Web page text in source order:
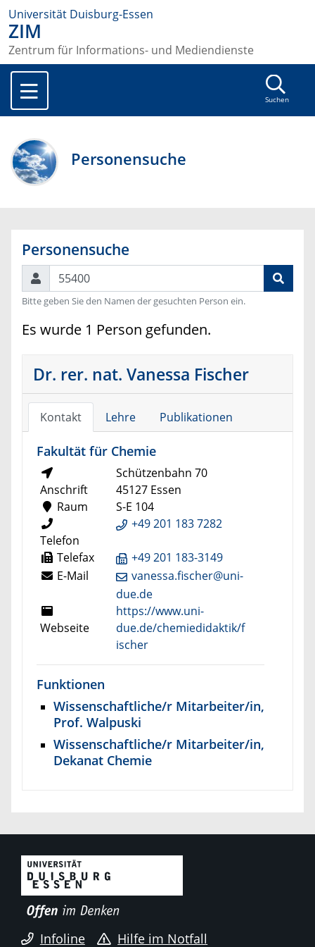
Universität Duisburg-Essen
ZIM
Zentrum für Informations- und Mediendienste
Suchen
Personensuche
Personensuche
Suchen
Bitte geben Sie den Namen der gesuchten Person ein.
Es wurde 1 Person gefunden.
Dr. rer. nat. Vanessa Fischer
Kontakt Lehre Publikationen
Fakultät für Chemie
Anschrift
Schützenbahn 70
45127 Essen
Raum
S-E 104
Telefon
+49 201 183 7282
Telefax
+49 201 183-3149
E-Mail
vanessa.fischer@uni-
due.de
Webseite
https://www.uni-
due.de/chemiedidaktik/f
ischer
Funktionen
Wissenschaftliche/r Mitarbeiter/in,
Prof. Walpuski
Wissenschaftliche/r Mitarbeiter/in,
Dekanat Chemie
Infoline Hilfe im Notfall